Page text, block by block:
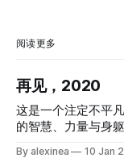
阅读更多
再见，2020
这是一个注定不平
的智慧、力量与身
By alexinea 10 Jan